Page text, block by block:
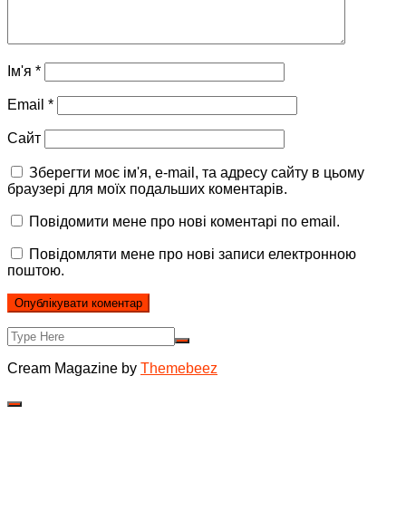
Ім'я *
Email *
Сайт
Зберегти моє ім'я, e-mail, та адресу сайту в цьому
браузері для моїх подальших коментарів.
Повідомити мене про нові коментарі по email.
Повідомляти мене про нові записи електронною
поштою.
Cream Magazine by Themebeez